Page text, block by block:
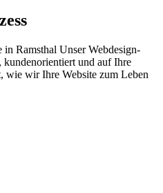
in Ramsthal Unser Webdesign-
kundenorientiert und auf Ihre
wie wir Ihre Website zum Leben